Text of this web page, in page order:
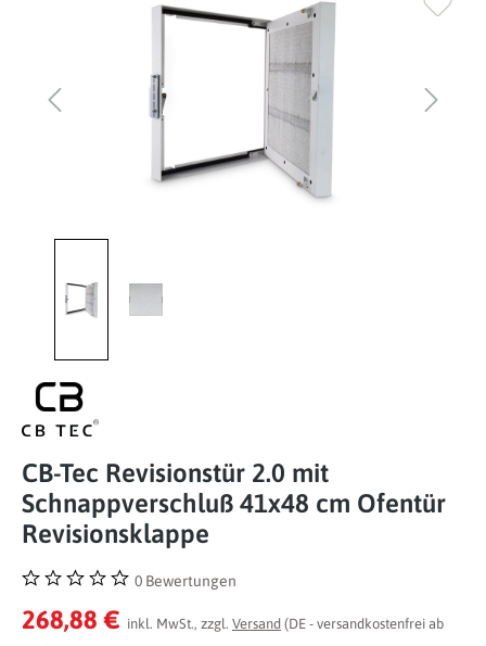
CB-Tec Revisionstür 2.0 mit
Schnappverschluß 41x48 cm Ofentür
Revisionsklappe
Durchschnittliche Bewertung von 0 von 5 Sternen
0 Bewertungen
268,88 € inkl. MwSt., zzgl. Versand (DE - versandkostenfrei ab